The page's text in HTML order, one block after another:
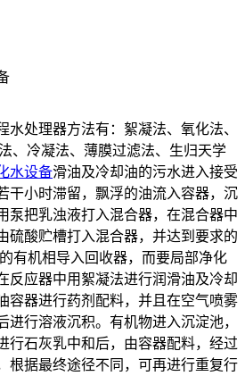
水处理器方法有：絮凝法、氧化法、
、冷凝法、薄膜过滤法、生归天学
水设备滑油及冷却油的污水进入接受
干小时滞留，飘浮的油流入容器，沉
泵把乳浊液打入混合器，在混合器中
硫酸贮槽打入混合器，并达到要求的
有机相导入回收器，而要局部净化
反应器中用絮凝法进行润滑油及冷却
容器进行药剂配料，并且在空气喷雾
进行溶液沉积。有机物进入沉淀池，
行石灰乳中和后，由容器配料，经过
根据最终途径不同，可再进行重复行